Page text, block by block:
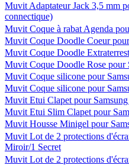
Muvit Adaptateur Jack 3,5 mm
connectique)
Muvit Coque à rabat Agenda
Muvit Coque Doodle Coeur
Muvit Coque Doodle
Muvit Coque Doodle Rose pour
Muvit Coque silicone pour
Muvit Coque silicone pour
Muvit Etui Clapet pour
Muvit Etui Slim Clapet pour
Muvit Housse Minigel pour
Muvit Lot de 2 protections
Miroir/1 Secret
Muvit Lot de 2 protections